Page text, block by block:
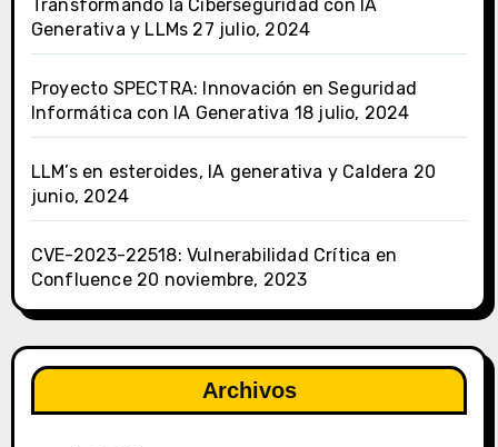
Transformando la Ciberseguridad con IA
Generativa y LLMs 27 julio, 2024
Proyecto SPECTRA: Innovación en Seguridad
Informática con IA Generativa 18 julio, 2024
LLM’s en esteroides, IA generativa y Caldera 20
junio, 2024
CVE-2023-22518: Vulnerabilidad Crítica en
Confluence 20 noviembre, 2023
Archivos